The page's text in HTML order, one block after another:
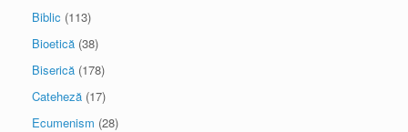
Biblic (113)
Bioetică (38)
Biserică (178)
Cateheză (17)
Ecumenism (28)